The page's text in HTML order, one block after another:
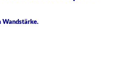
Wandstärke.